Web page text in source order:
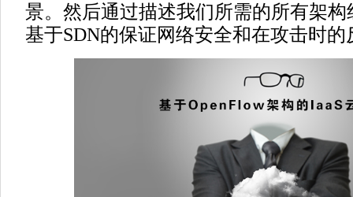
景。然后通过描述我们所需的所有架
基于SDN的保证网络安全和在攻击时